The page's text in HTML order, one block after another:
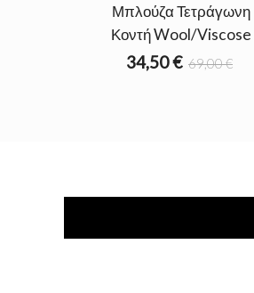
Μπλούζα Τετράγωνη
Κοντή Wool/Viscose
34,50 € 69,00 €